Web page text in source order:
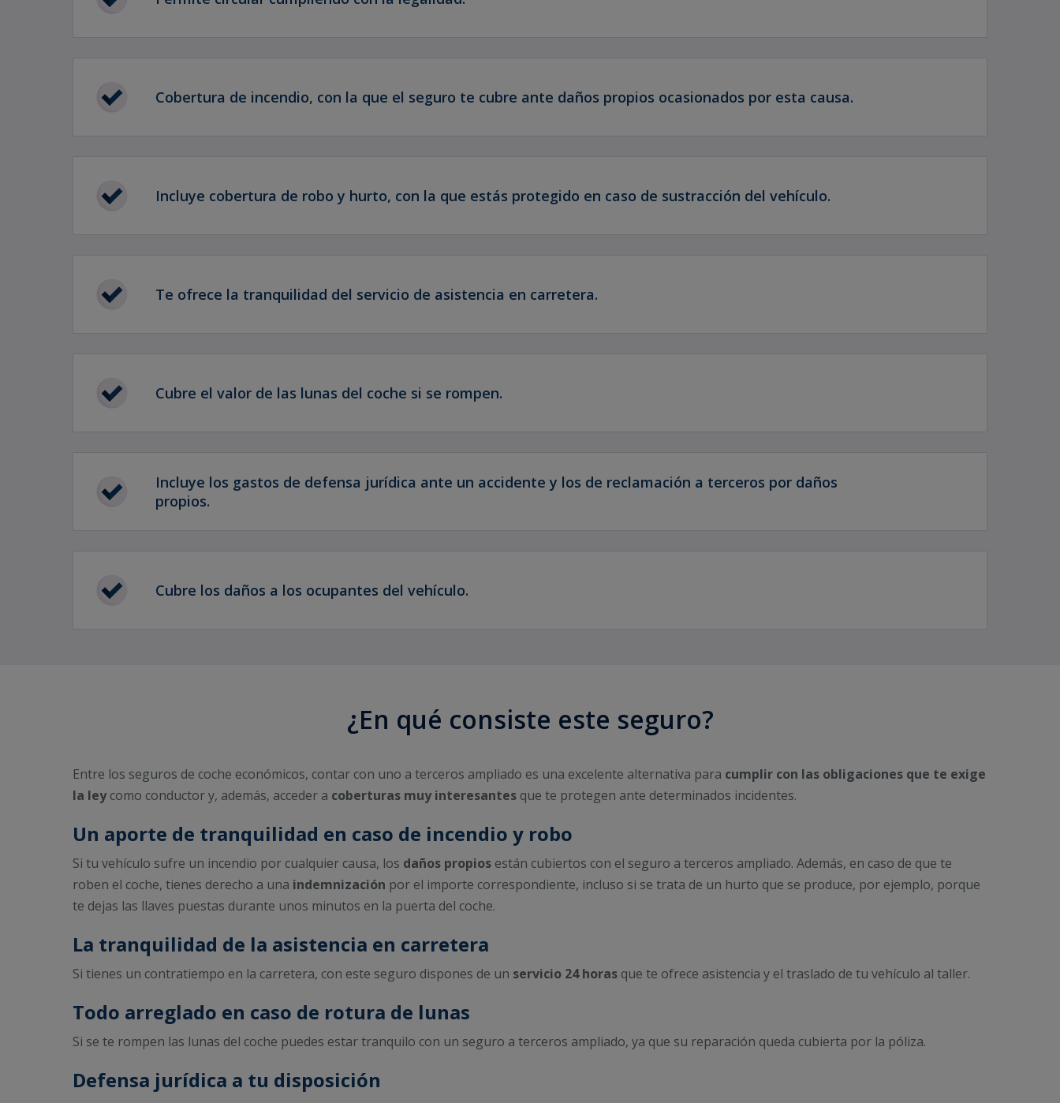
Cobertura de incendio, con la que el seguro te cubre ante daños propios ocasionados por esta causa.
Incluye cobertura de robo y hurto, con la que estás protegido en caso de sustracción del vehículo.
Te ofrece la tranquilidad del servicio de asistencia en carretera.
Cubre el valor de las lunas del coche si se rompen.
Incluye los gastos de defensa jurídica ante un accidente y los de reclamación a terceros por daños
propios.
Cubre los daños a los ocupantes del vehículo.
¿En qué consiste este seguro?
Entre los seguros de coche económicos, contar con uno a terceros ampliado es una excelente alternativa para cumplir con las obligaciones que te exige
la leycomo conductor y, además, acceder a coberturas muy interesantes que te protegen ante determinados incidentes.
Un aporte de tranquilidad en caso de incendio y robo
Si tu vehículo sufre un incendio por cualquier causa, los daños propios están cubiertos con el seguro a terceros ampliado. Además, en caso de que te
roben el coche, tienes derecho a una indemnización por el importe correspondiente, incluso si se trata de un hurto que se produce, por ejemplo, porque
te dejas las llaves puestas durante unos minutos en la puerta del coche.
La tranquilidad de la asistencia en carretera
Si tienes un contratiempo en la carretera, con este seguro dispones de un servicio 24 horas que te ofrece asistencia y el traslado de tu vehículo al taller.
Todo arreglado en caso de rotura de lunas
Si se te rompen las lunas del coche puedes estar tranquilo con un seguro a terceros ampliado, ya que su reparación queda cubierta por la póliza.
Defensa jurídica a tu disposición